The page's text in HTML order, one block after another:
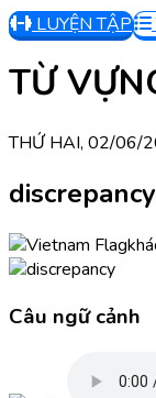
LUYỆN TẬP
TỪ
THỨ HAI, 02/06/
discrepancy
Câu ngữ cảnh